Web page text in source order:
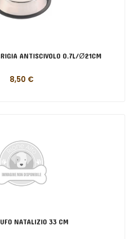
ANTISCIVOLO 0.7L/Ø21CM
8,50 €
NATALIZIO 33 CM